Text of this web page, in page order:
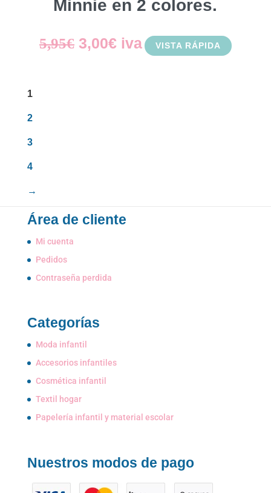
Minnie en 2 colores.
5,95€ El
3,00€Eliva VISTA RÁPIDA
1
2
3
4
→
Área de cliente
Mi cuenta
Pedidos
Contraseña perdida
Categorías
Moda infantil
Accesorios infantiles
Cosmética infantil
Textil hogar
Papelería infantil y material escolar
Nuestros modos de pago